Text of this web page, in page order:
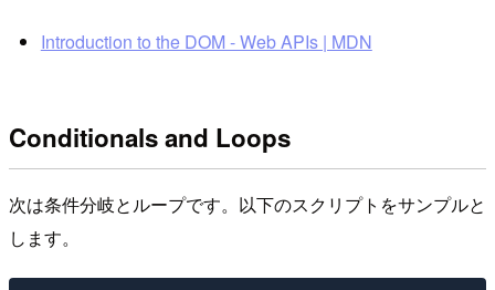
Introduction to the DOM - Web APIs | MDN
Conditionals and Loops
次は条件分岐とループです。以下のスクリプトをサンプルと
します。